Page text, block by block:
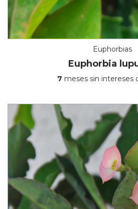
Euphorbias
Euphorbia
7 meses sin intereses